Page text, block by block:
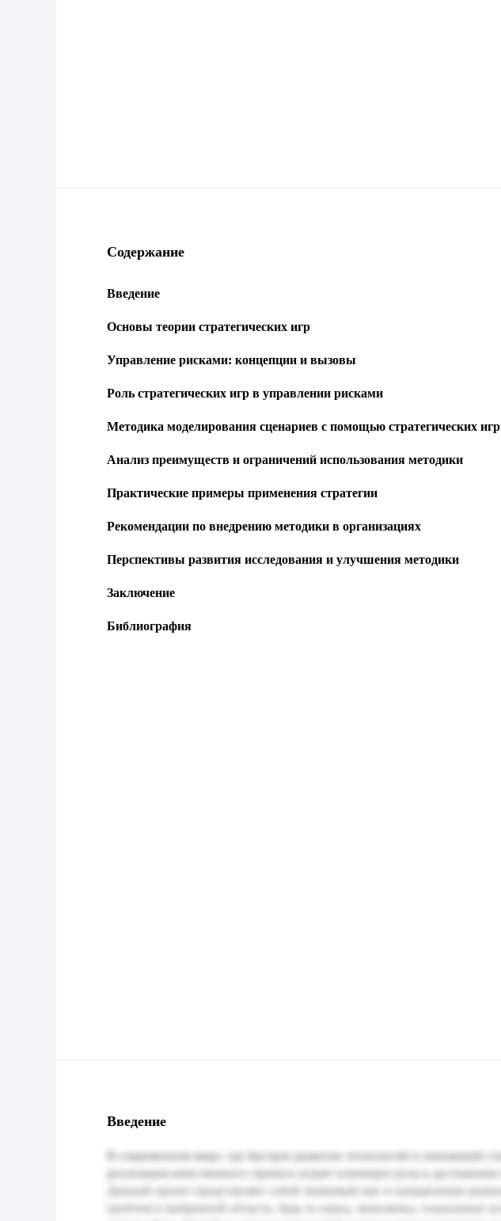
Содержание
Введение
Основы теории стратегических игр
Управление рисками: концепции и вызовы
Роль стратегических игр в управлении рисками
Методика моделирования сценариев с помощью стратегических игр
Анализ преимуществ и ограничений использования методики
Практические примеры применения стратегии
Рекомендации по внедрению методики в организациях
Перспективы развития исследования и улучшения методики
Заключение
Библиография
Введение